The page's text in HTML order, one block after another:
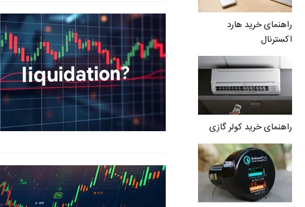
راهنمای خرید هارد
اکسترنال
راهنمای خرید کولر گازی